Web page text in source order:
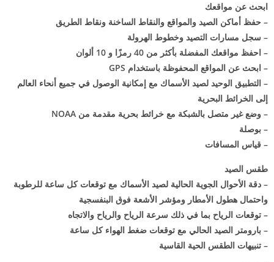
ابحث عن مواقعك
– حفظ أماكن الصيد والمواقع والنقاط الساخنة ونقاط الطريق
– سجل مسارات التصيد وخطوط الهرولة
– احفظ مواقعك المفضلة بأكثر من 40 رمزًا و 10 ألوان
– ابحث عن المواقع المحفوظة باستخدام GPS
– التطبيق الوحيد لصيد الأسماك مع إمكانية الوصول في جميع أنحاء العالم
إلى الخرائط البحرية
– وضع غير متصل بالشبكة مع خرائط بحرية مقدمة من NOAA
– بوصلة
– قياس المسافات
طقس الصيد
– دقة الأحوال الجوية الحالية لصيد الأسماك مع توقعات كل ساعة للرطوبة
واحتمال هطول الأمطار ومؤشر الأشعة فوق البنفسجية
– توقعات الرياح بما في ذلك سرعة الرياح والرياح والاتجاه
– بارومتر الصيد الحالي مع توقعات ضغط الهواء كل ساعة
– تنبيهات الطقس الحية القاسية